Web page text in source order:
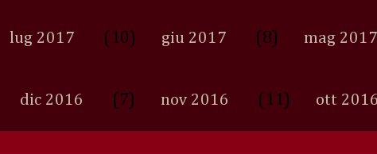
lug 2017 (10) giu 2017 (8) mag 2017
dic 2016 (7) nov 2016 (11) ott 2016